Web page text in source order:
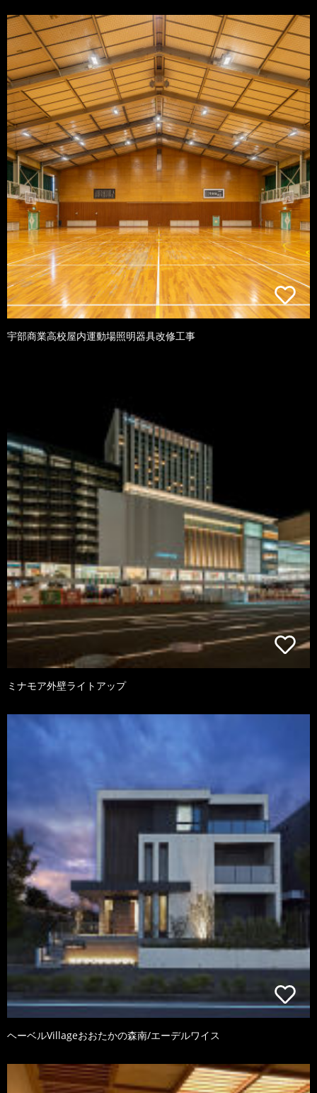
宇部商業高校屋内運動場照明器具改修工事
ミナモア外壁ライトアップ
ヘーベルVillageおおたかの森南/エーデルワイス